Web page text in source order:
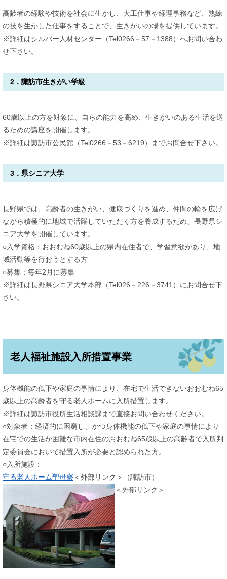
高齢者の経験や技術を社会に生かし、大工仕事や経理事務など、熟練
の技を生かした仕事をすることで、生きがいの場を提供しています。
※詳細はシルバー人材センター（Tel0266－57－1388）へお問い合わ
せ下さい。
2．諏訪市生きがい学級
60歳以上の方を対象に、自らの能力を高め、生きがいのある生活を送
るための講座を開催します。
※詳細は諏訪市公民館（Tel0266－53－6219）までお問合せ下さい。
3．県シニア大学
長野県では、高齢者の生きがい、健康づくりを進め、仲間の輪を広げ
ながら積極的に地域で活躍していただく方を養成するため、長野県シ
ニア大学を開催しています。
○入学資格：おおむね60歳以上の県内在住者で、学習意欲があり、地
域活動等を行おうとする方
○募集：毎年2月に募集
※詳細は長野県シニア大学本部（Tel026－226－3741）にお問合せ下
さい。
老人福祉施設入所措置事業
身体機能の低下や家庭の事情により、在宅で生活できないおおむね65
歳以上の高齢者を守る老人ホームに入所措置します。
※詳細は諏訪市役所生活相談課まで直接お問い合わせください。
○対象者：経済的に困窮し、かつ身体機能の低下や家庭の事情により
在宅での生活が困難な市内在住のおおむね65歳以上の高齢者で入所判
定委員会において措置入所が必要と認められた方。
○入所施設：
守る老人ホーム聖母寮 ＜外部リンク＞
（諏訪市）
＜外部リンク＞